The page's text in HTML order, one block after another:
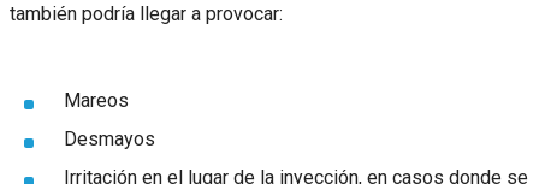
también podría llegar a provocar:
Mareos
Desmayos
Irritación en el lugar de la inyección, en casos donde se